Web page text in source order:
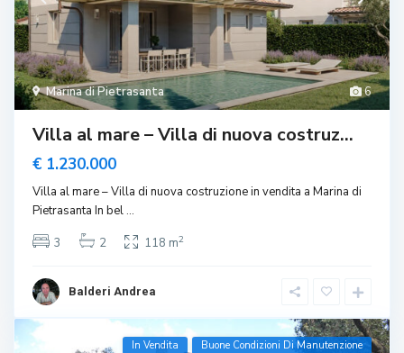
6
Marina di Pietrasanta
Villa al mare – Villa di nuova costruz...
€ 1.230.000
Villa al mare – Villa di nuova costruzione in vendita a Marina di
Pietrasanta In bel...
3
2 118 m2
Balderi Andrea
In Vendita Buone Condizioni Di Manutenzione